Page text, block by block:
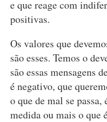
e que reage com
positivas.
Os valores que
são esses. Temos o
são essas mensagens
é negativo, que
o que de mal se
medida ou mais o que